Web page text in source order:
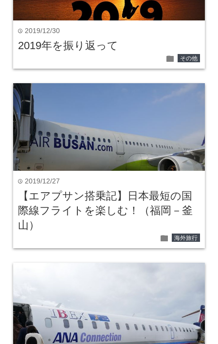
time 2019/12/30
2019年を振り返って
folder その他
time 2019/12/27
【エアプサン搭乗記】日本最短の国
際線フライトを楽しむ！（福岡－釜
山）
folder 海外旅行